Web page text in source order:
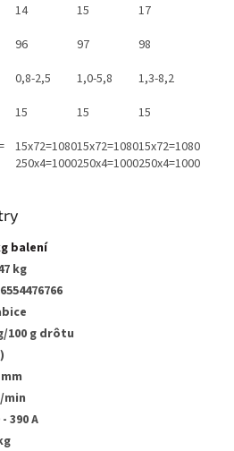
14 15
17
96 97
98
0,8-2,5 1,0-5,8
1,3-8,2
15 15
15
15x72=1080
250x4=1000
15x72=1080
250x4=1000
15x72=1080
250x4=1000
balení
kg
100 g drôtu
min
- 390 A